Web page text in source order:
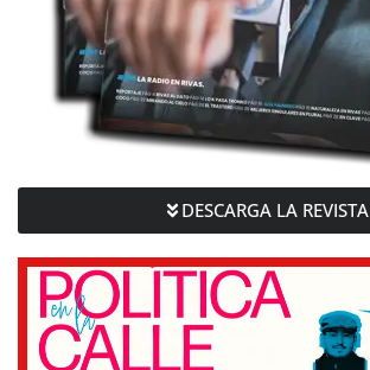
DESCARGA LA REVISTA